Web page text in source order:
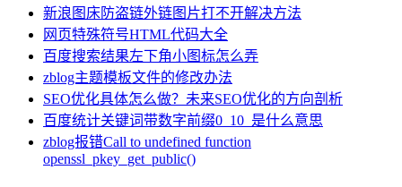
新浪图床防盗链外链图片打不开解决方法
网页特殊符号HTML代码大全
百度搜索结果左下角小图标怎么弄
zblog主题模板文件的修改办法
SEO优化具体怎么做？未来SEO优化的方向剖析
百度统计关键词带数字前缀0_10_是什么意思
zblog报错Call to undefined function
openssl_pkey_get_public()